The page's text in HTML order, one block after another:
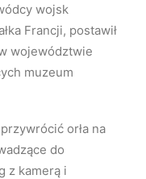
wojsk
Francji, postawił
województwie
muzeum
orła na
do
z kamerą i